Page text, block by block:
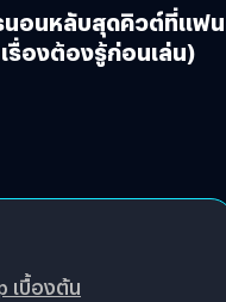
นอนหลับสุดคิวต์ที่แฟน
รื่องต้องรู้ก่อนเล่น)
เบื้องต้น